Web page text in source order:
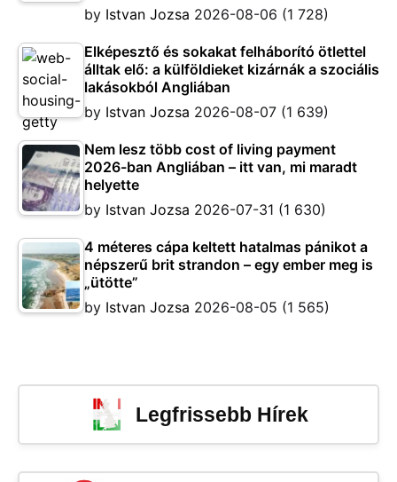
by Istvan Jozsa 2026-08-06 (1 728)
Elképesztő és sokakat felháborító ötlettel
álltak elő: a külföldieket kizárnák a szociális
lakásokból Angliában
by Istvan Jozsa 2026-08-07 (1 639)
Nem lesz több cost of living payment
2026-ban Angliában – itt van, mi maradt
helyette
by Istvan Jozsa 2026-07-31 (1 630)
4 méteres cápa keltett hatalmas pánikot a
népszerű brit strandon – egy ember meg is
„ütötte”
by Istvan Jozsa 2026-08-05 (1 565)
Legfrissebb Hírek